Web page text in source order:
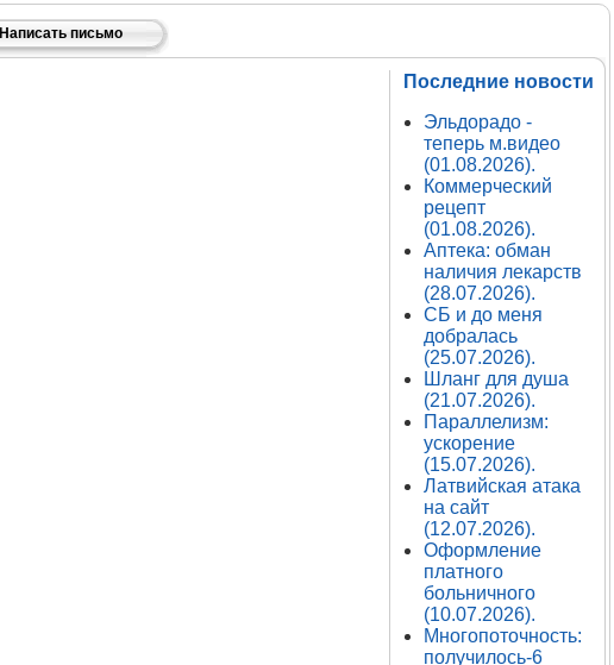
Написать письмо
Последние новости
Эльдорадо -
теперь м.видео
(01.08.2026).
Коммерческий
рецепт
(01.08.2026).
Аптека: обман
наличия лекарств
(28.07.2026).
СБ и до меня
добралась
(25.07.2026).
Шланг для душа
(21.07.2026).
Параллелизм:
ускорение
(15.07.2026).
Латвийская атака
на сайт
(12.07.2026).
Оформление
платного
больничного
(10.07.2026).
Многопоточность:
получилось-6